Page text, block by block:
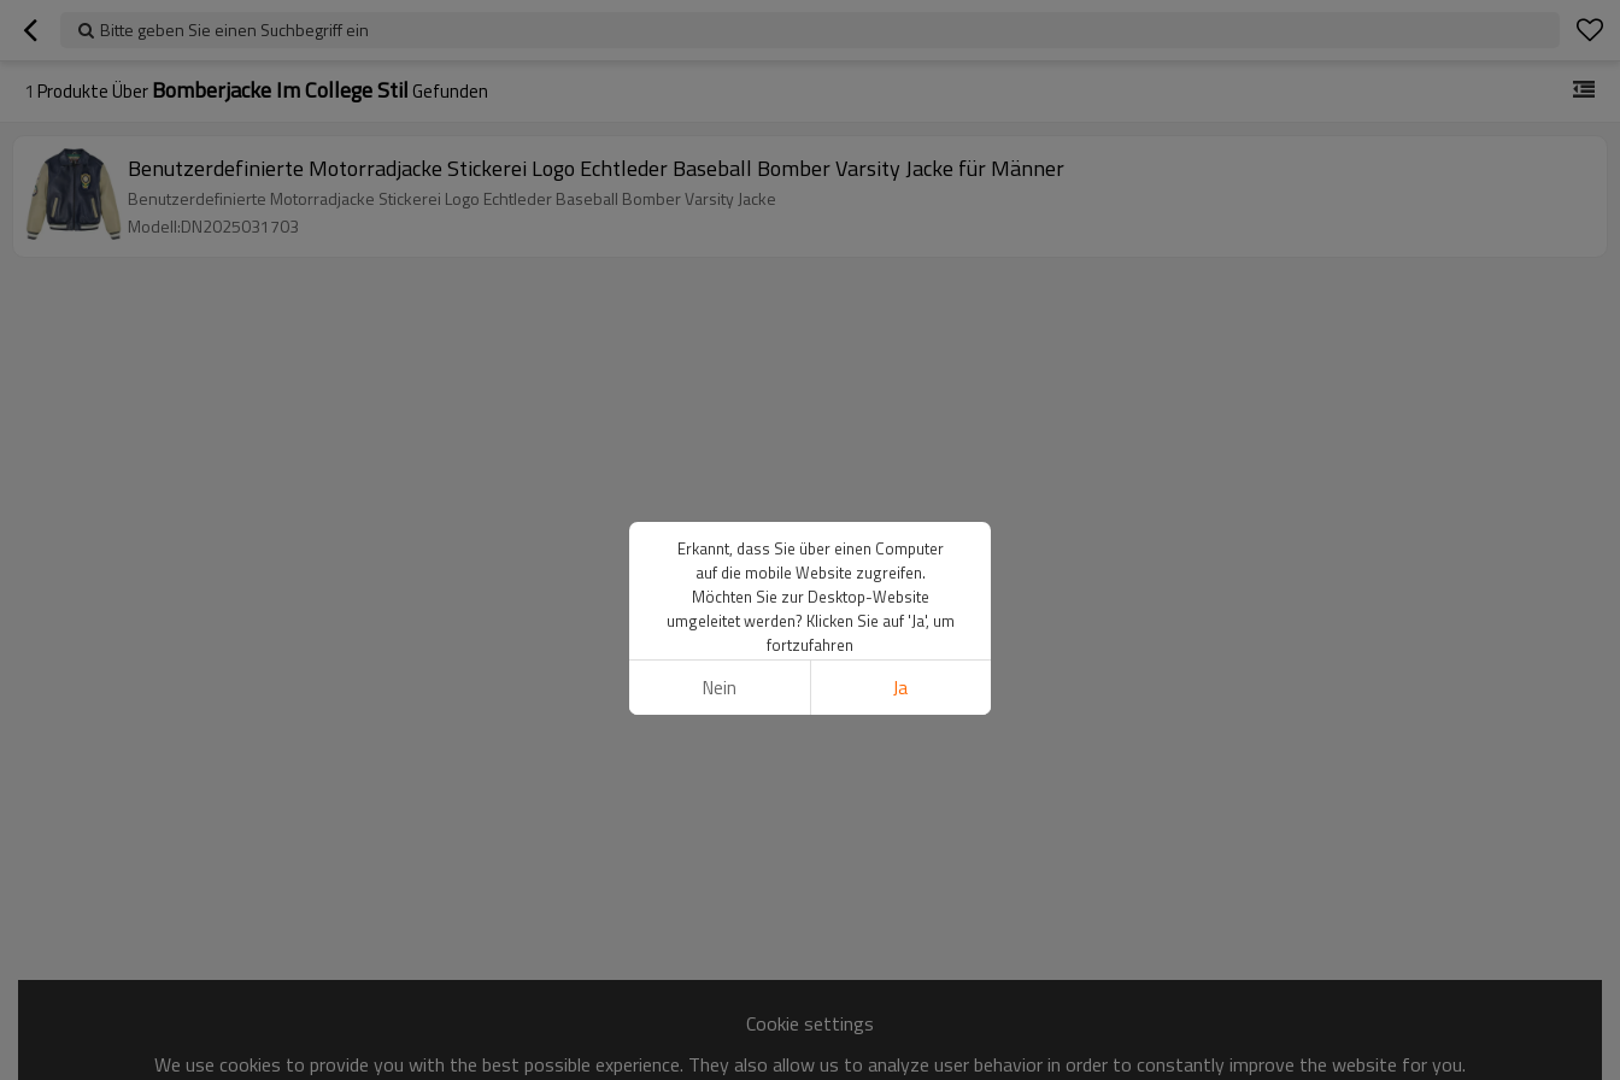
Bitte geben Sie einen Suchbegriff ein
1 Produkte ÜberBomberjacke Im College Stil Gefunden
Benutzerdefinierte Motorradjacke Stickerei Logo Echtleder Baseball Bomber Varsity Jacke für Männer
Benutzerdefinierte Motorradjacke Stickerei Logo Echtleder Baseball Bomber Varsity Jacke
Modell:DN2025031703
Cookie settings
We use cookies to provide you with the best possible experience. They also allow us to analyze user behavior in order to constantly improve the website for you.
Erkannt, dass Sie über einen Computer
auf die mobile Website zugreifen.
Möchten Sie zur Desktop-Website
umgeleitet werden? Klicken Sie auf 'Ja', um
fortzufahren
Nein Ja